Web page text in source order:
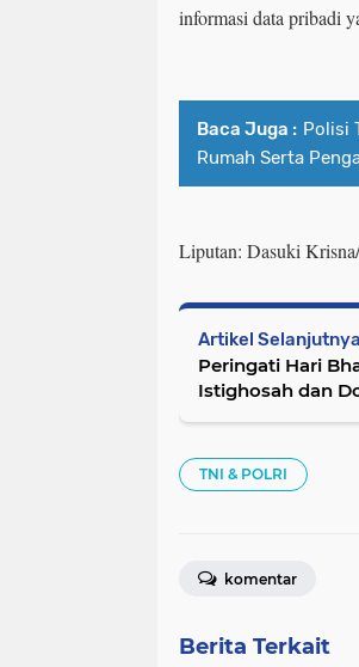
informasi data pribadi
Baca Juga : Polisi
Rumah Serta
Liputan: Dasuki
Artikel Selanjutnya
Peringati Hari
Istighosah dan
TNI & POLRI
komentar
Berita Terkait